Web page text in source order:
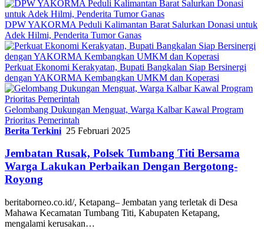
DPW YAKORMA Peduli Kalimantan Barat Salurkan Donasi untuk
Adek Hilmi, Penderita Tumor Ganas
Perkuat Ekonomi Kerakyatan, Bupati Bangkalan Siap Bersinergi
dengan YAKORMA Kembangkan UMKM dan Koperasi
Gelombang Dukungan Menguat, Warga Kalbar Kawal Program
Prioritas Pemerintah
Berita Terkini 25 Februari 2025
Jembatan Rusak, Polsek Tumbang Titi Bersama
Warga Lakukan Perbaikan Dengan Bergotong-
Royong
beritaborneo.co.id/, Ketapang– Jembatan yang terletak di Desa
Mahawa Kecamatan Tumbang Titi, Kabupaten Ketapang,
mengalami kerusakan…